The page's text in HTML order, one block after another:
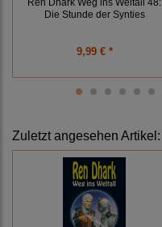
Die Stunde der Synties
9,99 € *
Zuletzt angesehen Artikel: